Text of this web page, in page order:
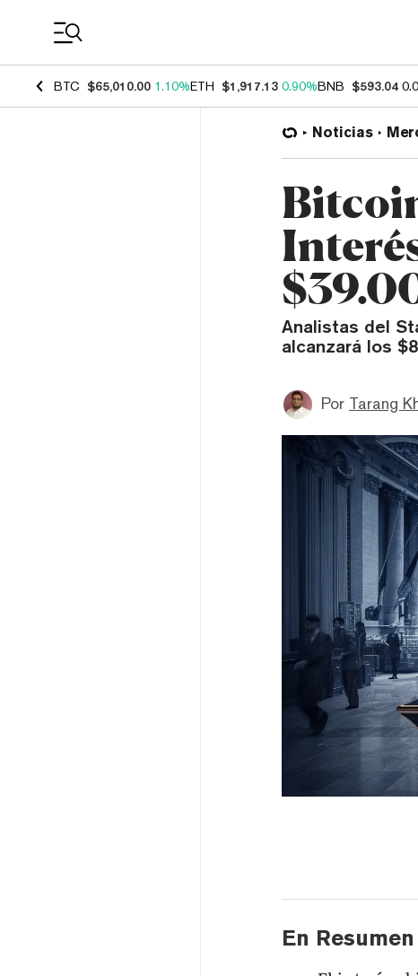
BTC $65,010.00 1.10%ETH $1,917.13 0.90%BNB $593.04
Noticias
Analistas del
alcanzará los
Por Tarang
En Resumen